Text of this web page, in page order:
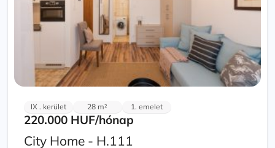
IX . kerület 28 m² 1. emelet
220.000 HUF/hónap
City Home - H.111